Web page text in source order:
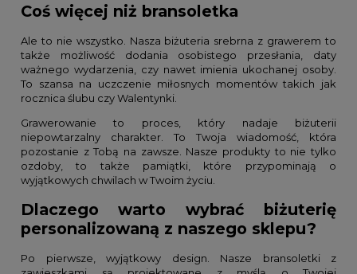
Coś więcej niż bransoletka
Ale to nie wszystko. Nasza biżuteria srebrna z grawerem to
także możliwość dodania osobistego przesłania, daty
ważnego wydarzenia, czy nawet imienia ukochanej osoby.
To szansa na uczczenie miłosnych momentów takich jak
rocznica ślubu czy Walentynki.
Grawerowanie to proces, który nadaje biżuterii
niepowtarzalny charakter. To Twoja wiadomość, która
pozostanie z Tobą na zawsze. Nasze produkty to nie tylko
ozdoby, to także pamiątki, które przypominają o
wyjątkowych chwilach w Twoim życiu.
Dlaczego warto wybrać biżuterię
personalizowaną z naszego sklepu?
Po pierwsze, wyjątkowy design. Nasze bransoletki z